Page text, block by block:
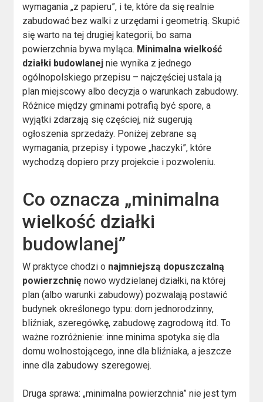
wymagania „z papieru”, i te, które da się realnie
zabudować bez walki z urzędami i geometrią. Skupić
się warto na tej drugiej kategorii, bo sama
powierzchnia bywa myląca. Minimalna wielkość
działki budowlanej nie wynika z jednego
ogólnopolskiego przepisu – najczęściej ustala ją
plan miejscowy albo decyzja o warunkach zabudowy.
Różnice między gminami potrafią być spore, a
wyjątki zdarzają się częściej, niż sugerują
ogłoszenia sprzedaży. Poniżej zebrane są
wymagania, przepisy i typowe „haczyki”, które
wychodzą dopiero przy projekcie i pozwoleniu.
Co oznacza „minimalna
wielkość działki
budowlanej”
W praktyce chodzi o najmniejszą dopuszczalną
powierzchnię nowo wydzielanej działki, na której
plan (albo warunki zabudowy) pozwalają postawić
budynek określonego typu: dom jednorodzinny,
bliźniak, szeregówkę, zabudowę zagrodową itd. To
ważne rozróżnienie: inne minima spotyka się dla
domu wolnostojącego, inne dla bliźniaka, a jeszcze
inne dla zabudowy szeregowej.
Druga sprawa: „minimalna powierzchnia” nie jest tym